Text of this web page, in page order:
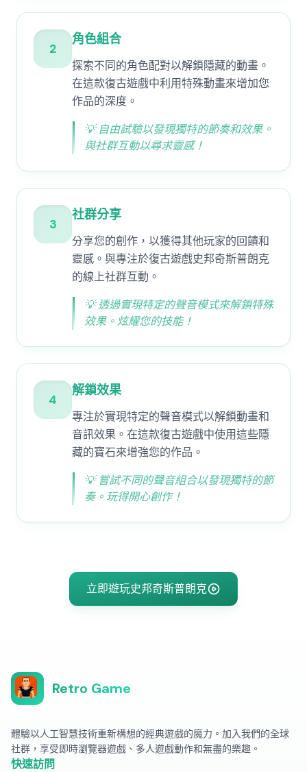
2
角色組合
探索不同的角色配對以解鎖隱藏的動畫。
在這款復古遊戲中利用特殊動畫來增加您
作品的深度。
💡自由試驗以發現獨特的節奏和效果。
與社群互動以尋求靈感！
3
社群分享
分享您的創作，以獲得其他玩家的回饋和
靈感。與專注於復古遊戲史邦奇斯普朗克
的線上社群互動。
💡透過實現特定的聲音模式來解鎖特殊
效果。炫耀您的技能！
4
解鎖效果
專注於實現特定的聲音模式以解鎖動畫和
音訊效果。在這款復古遊戲中使用這些隱
藏的寶石來增強您的作品。
💡 嘗試不同的聲音組合以發現獨特的節
奏。玩得開心創作！
立即遊玩史邦奇斯普朗克
Retro Game
體驗以人工智慧技術重新構想的經典遊戲的魔力。加入我們的全球
社群，享受即時瀏覽器遊戲、多人遊戲動作和無盡的樂趣。
快速訪問